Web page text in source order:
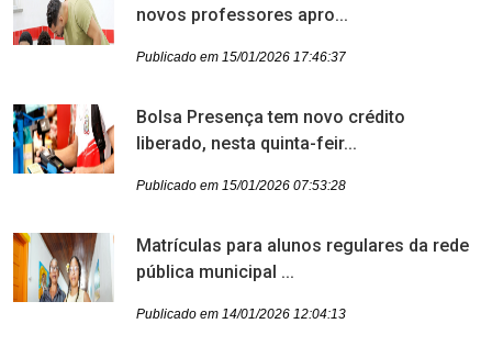
novos professores apro...
Publicado em 15/01/2026 17:46:37
Bolsa Presença tem novo crédito
liberado, nesta quinta-feir...
Publicado em 15/01/2026 07:53:28
Matrículas para alunos regulares da rede
pública municipal ...
Publicado em 14/01/2026 12:04:13